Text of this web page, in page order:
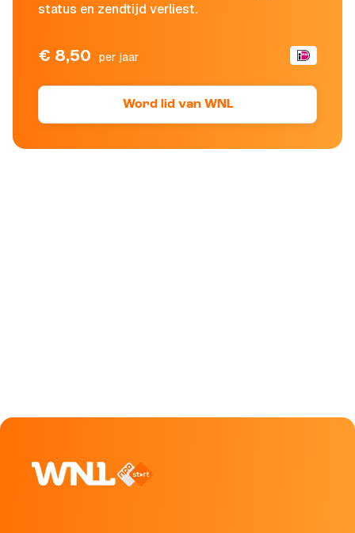
status en zendtijd verliest.
€ 8,50 per jaar
Word lid van WNL